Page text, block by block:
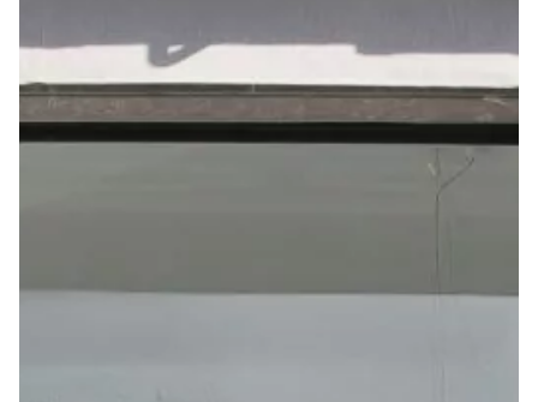
Visitas guiadas
Te ayudamos
Denuncia
Accede a tu
cuenta
Prensa
Sala de prensa